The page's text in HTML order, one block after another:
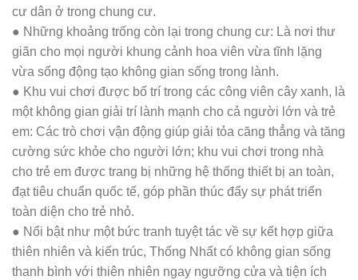
cư dân ở trong chung cư.
● Những khoảng trống còn lại trong chung cư: Là nơi thư
giãn cho mọi người khung cảnh hoa viên vừa tĩnh lặng
vừa sống động tạo không gian sống trong lành.
● Khu vui chơi được bố trí trong các công viên cây xanh, là
một không gian giải trí lành mạnh cho cả người lớn và trẻ
em: Các trò chơi vận động giúp giải tỏa căng thẳng và tăng
cường sức khỏe cho người lớn; khu vui chơi trong nhà
cho trẻ em được trang bị những hệ thống thiết bị an toàn,
đạt tiêu chuẩn quốc tế, góp phần thúc đẩy sự phát triển
toàn diện cho trẻ nhỏ.
● Nổi bật như một bức tranh tuyệt tác về sự kết hợp giữa
thiên nhiên và kiến trúc, Thống Nhất có không gian sống
thanh bình với thiên nhiên ngay ngưỡng cửa và tiện ích